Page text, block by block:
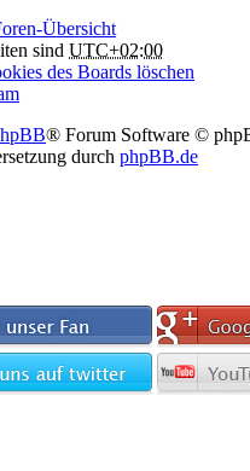
Übersicht
sind UTC+02:00
des Boards löschen
® Forum Software ©
durch phpBB.de